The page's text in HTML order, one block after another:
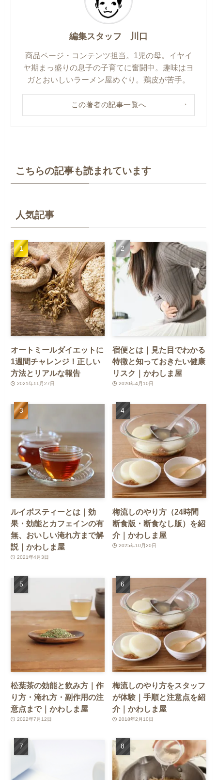
編集スタッフ 川口
商品ページ・コンテンツ担当。1児の母。イヤイ
ヤ期まっ盛りの息子の子育てに奮闘中。趣味はヨ
ガとおいしいラーメン屋めぐり。鶏皮が苦手。
この著者の記事一覧へ
こちらの記事も読まれています
人気記事
オートミールダイエットに
1週間チャレンジ！正しい
方法とリアルな報告
2021年11月27日
宿便とは｜見た目でわかる
特徴と知っておきたい健康
リスク｜かわしま屋
2020年4月10日
ルイボスティーとは｜効
果・効能とカフェインの有
無、おいしい淹れ方まで解
説｜かわしま屋
2021年4月3日
梅流しのやり方（24時間
断食版・断食なし版）を紹
介｜かわしま屋
2025年10月20日
松葉茶の効能と飲み方｜作
り方・淹れ方・副作用の注
意点まで｜かわしま屋
2022年7月12日
梅流しのやり方をスタッフ
が体験｜手順と注意点を紹
介｜かわしま屋
2018年2月10日